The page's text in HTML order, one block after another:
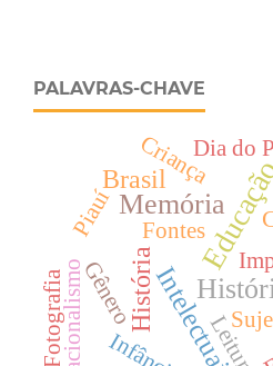
PALAVRAS-CHAVE
Memória
Intelectuais
História
Brasil
Gênero
Dia do
Leitura
Fontes
Piauí
Nacionalismo
Fotografia
Criança